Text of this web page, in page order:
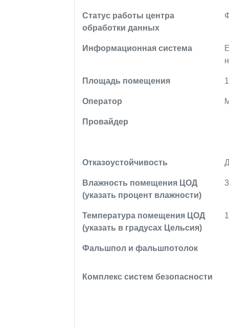
Статус работы центра
обработки данных
Информационная система
Площадь помещения
Оператор
Провайдер
Отказоустойчивость
Влажность помещения ЦОД
(указать процент влажности)
Температура помещения ЦОД
(указать в градусах Цельсия)
Фальшпол и фальшпотолок
Комплекс систем безопасности